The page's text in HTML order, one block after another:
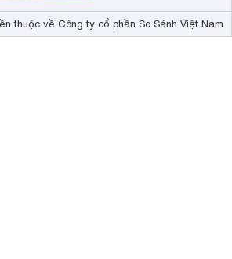
thuộc về Công ty cổ phần So Sánh Việt Nam